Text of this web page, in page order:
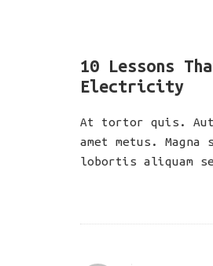
10 Lessons
Electricity
At tortor quis.
amet metus.
lobortis aliquam